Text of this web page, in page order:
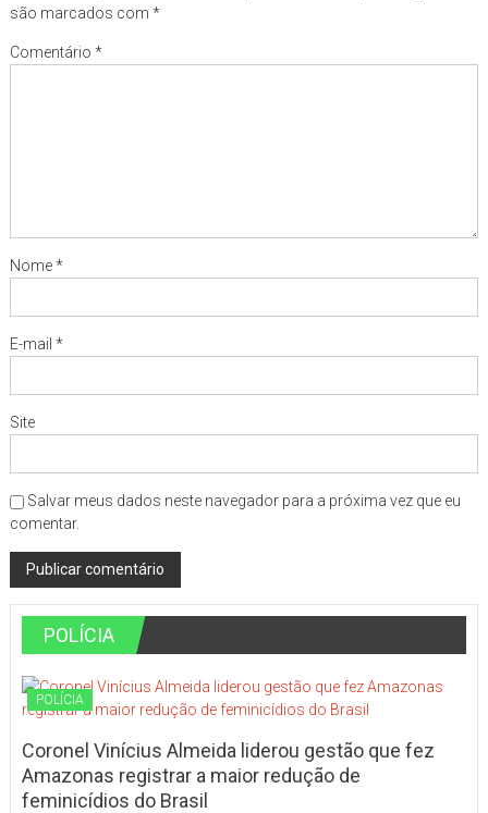
são marcados com *
Comentário *
Nome*
E-mail *
Site
Salvar meus dados neste navegador para a próxima vez que eu
comentar.
POLÍCIA
POLÍCIA
Coronel Vinícius Almeida liderou gestão que fez
Amazonas registrar a maior redução de
feminicídios do Brasil